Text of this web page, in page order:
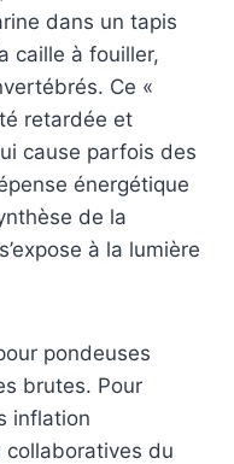
dans un tapis
caille à fouiller,
Ce «
retardée et
cause parfois des
énergétique
de la
à la lumière
pondeuses
brutes. Pour
inflation
du